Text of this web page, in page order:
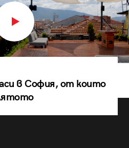
в София, от които